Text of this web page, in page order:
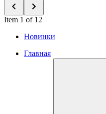
Item 1 of 12
Новинки
Главная